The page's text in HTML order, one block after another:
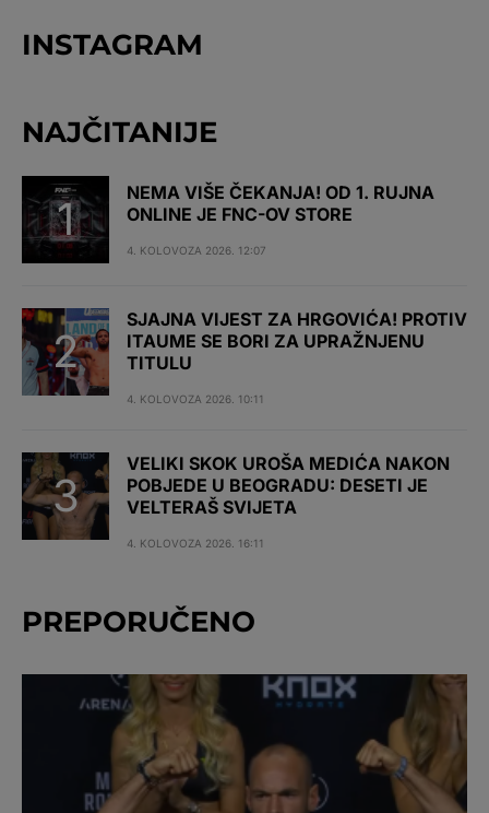
INSTAGRAM
NAJČITANIJE
NEMA VIŠE ČEKANJA! OD 1. RUJNA
ONLINE JE FNC-OV STORE
4. KOLOVOZA 2026. 12:07
SJAJNA VIJEST ZA HRGOVIĆA! PROTIV
ITAUME SE BORI ZA UPRAŽNJENU
TITULU
4. KOLOVOZA 2026. 10:11
VELIKI SKOK UROŠA MEDIĆA NAKON
POBJEDE U BEOGRADU: DESETI JE
VELTERAŠ SVIJETA
4. KOLOVOZA 2026. 16:11
PREPORUČENO